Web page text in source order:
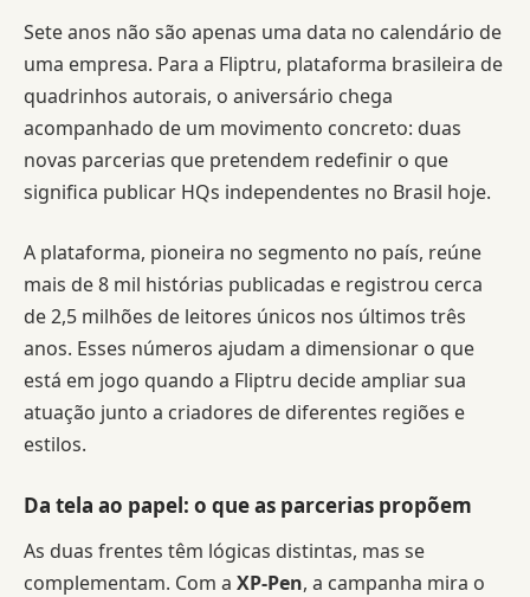
Sete anos não são apenas uma data no calendário de
uma empresa. Para a Fliptru, plataforma brasileira de
quadrinhos autorais, o aniversário chega
acompanhado de um movimento concreto: duas
novas parcerias que pretendem redefinir o que
significa publicar HQs independentes no Brasil hoje.
A plataforma, pioneira no segmento no país, reúne
mais de 8 mil histórias publicadas e registrou cerca
de 2,5 milhões de leitores únicos nos últimos três
anos. Esses números ajudam a dimensionar o que
está em jogo quando a Fliptru decide ampliar sua
atuação junto a criadores de diferentes regiões e
estilos.
Da tela ao papel: o que as parcerias propõem
As duas frentes têm lógicas distintas, mas se
complementam. Com a XP-Pen, a campanha mira o